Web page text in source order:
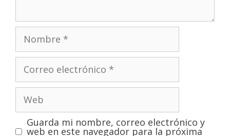
Guarda mi nombre, correo electrónico y
web en este navegador para la próxima